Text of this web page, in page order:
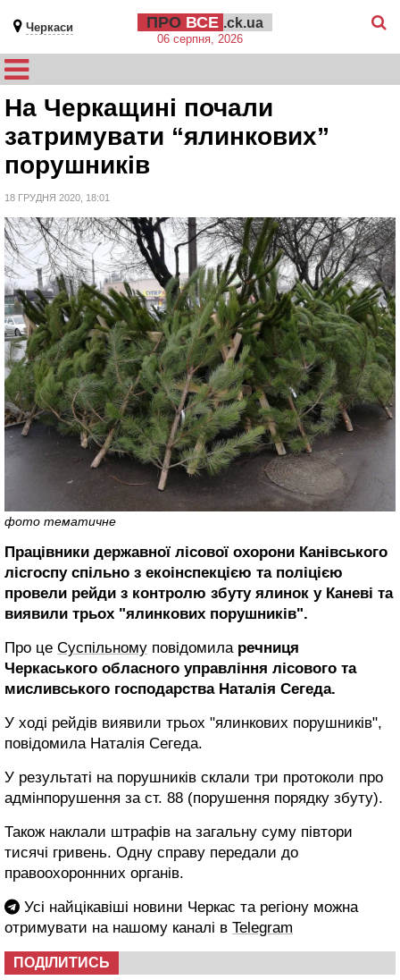
Черкаси ПРО ВСЕ .ck.ua
06 серпня, 2026
На Черкащині почали
затримувати “ялинкових”
порушників
18 ГРУДНЯ 2020, 18:01
фото тематичне
Працівники державної лісової охорони Канівського
лісгоспу спільно з екоінспекцією та поліцією
провели рейди з контролю збуту ялинок у Каневі та
виявили трьох "ялинкових порушників".
Про це Суспільному повідомила речниця
Черкаського обласного управління лісового та
мисливського господарства Наталія Сегеда.
У ході рейдів виявили трьох "ялинкових порушників",
повідомила Наталія Сегеда.
У результаті на порушників склали три протоколи про
адмінпорушення за ст. 88 (порушення порядку збуту).
Також наклали штрафів на загальну суму півтори
тисячі гривень. Одну справу передали до
правоохороннних органів.
Усі найцікавіші новини Черкас та регіону можна
отримувати на нашому каналі в Telegram
ПОДІЛИТИСЬ